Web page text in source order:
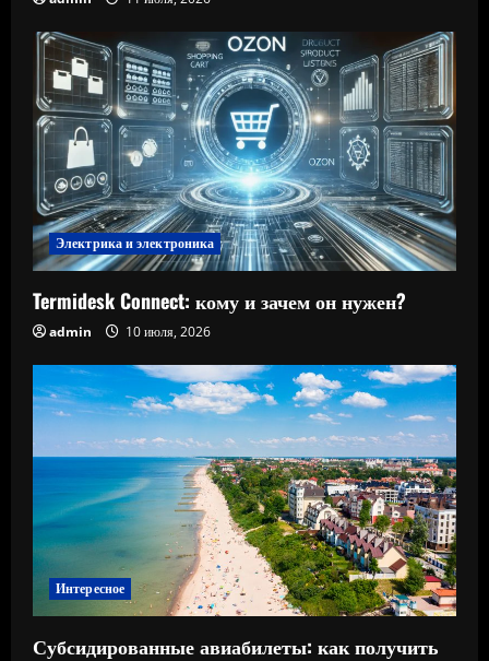
Электрика и электроника
Termidesk Connect: кому и зачем он нужен?
admin 10 июля, 2026
Интересное
Субсидированные авиабилеты: как получить